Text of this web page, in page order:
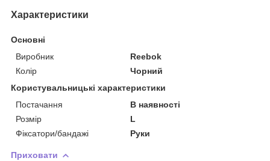
Характеристики
Основні
Виробник
Reebok
Колір
Чорний
Користувальницькі характеристики
Постачання
В наявності
Розмір
L
Фіксатори/бандажі
Руки
Приховати